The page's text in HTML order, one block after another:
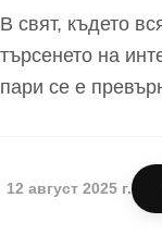
В свят, където
търсенето на
пари се е
12 август 2025 г.